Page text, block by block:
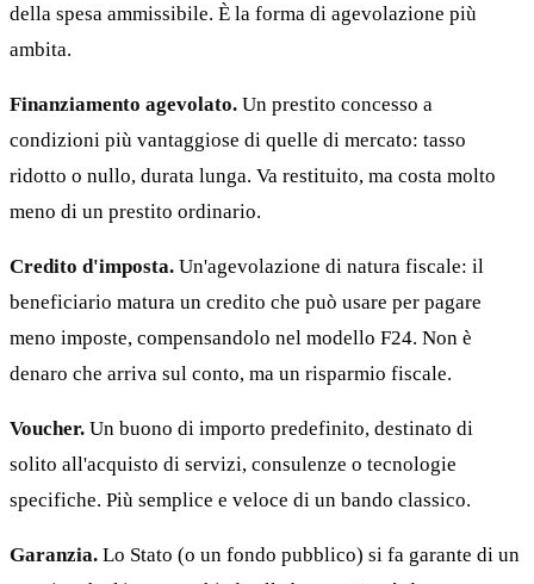
della spesa ammissibile. È la forma di agevolazione più
ambita.
Finanziamento agevolato. Un prestito concesso a
condizioni più vantaggiose di quelle di mercato: tasso
ridotto o nullo, durata lunga. Va restituito, ma costa molto
meno di un prestito ordinario.
Credito d'imposta. Un'agevolazione di natura fiscale: il
beneficiario matura un credito che può usare per pagare
meno imposte, compensandolo nel modello F24. Non è
denaro che arriva sul conto, ma un risparmio fiscale.
Voucher. Un buono di importo predefinito, destinato di
solito all'acquisto di servizi, consulenze o tecnologie
specifiche. Più semplice e veloce di un bando classico.
Garanzia. Lo Stato (o un fondo pubblico) si fa garante di un